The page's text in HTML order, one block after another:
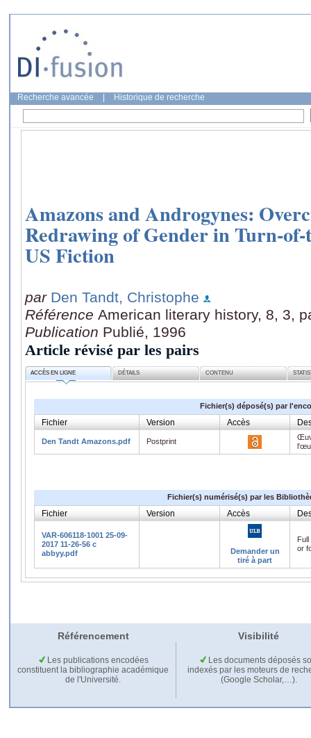
Recherche avancée Historique de recherche
Amazons and Androgynes:
Redrawing of Gender in Turn-
US Fiction
par Den Tandt, Christophe
Référence American literary history, 8, 3,
Publication Publié, 1996
Article révisé par les pairs
ACCÈS EN LIGNE DÉTAILS CONTENU
Fichier(s) déposé(s) par
Fichier Version Accès
Den Tandt Amazons.pdf Postprint
Fichier(s) numérisé(s) par les
Fichier Version Accès
VAR-606118-1001 25-09-
2017 11-26-56 c
abbyy.pdf
Demander un
tiré à part
or
Référencement Visibilité
Les publications encodées
constituent la bibliographie académique
de l'Université.
Les documents déposés
indexés par les moteurs de
(Google Scholar,…).